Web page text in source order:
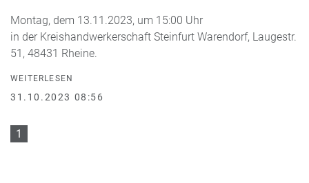
Montag, dem 13.11.2023, um 15:00 Uhr
in der Kreishandwerkerschaft Steinfurt Warendorf, Laugestr.
51, 48431 Rheine.
WEITERLESEN
31.10.2023 08:56
1